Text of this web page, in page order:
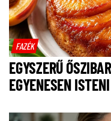
FAZÉK
EGYSZERŰ
EGYENESEN ISTENI